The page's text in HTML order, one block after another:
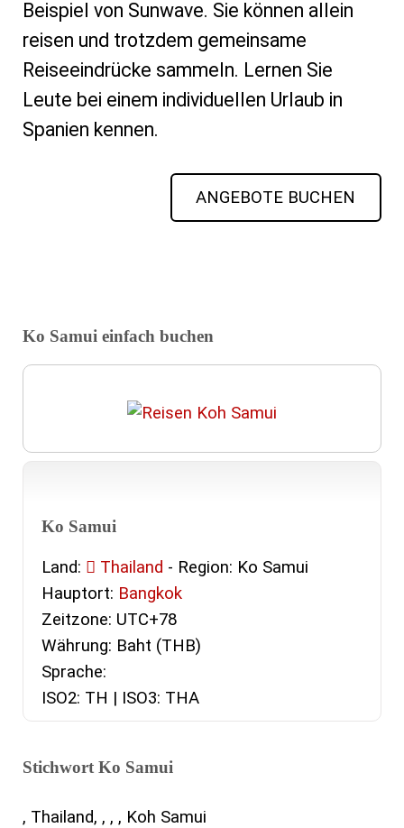
Beispiel von Sunwave. Sie können allein
reisen und trotzdem gemeinsame
Reiseeindrücke sammeln. Lernen Sie
Leute bei einem individuellen Urlaub in
Spanien kennen.
ANGEBOTE BUCHEN
Ko Samui einfach buchen
Ko Samui
Land: Thailand - Region: Ko Samui
Hauptort: Bangkok
Zeitzone: UTC+78
Währung: Baht (THB)
Sprache:
ISO2: TH | ISO3: THA
Stichwort Ko Samui
, Thailand, , , , Koh Samui